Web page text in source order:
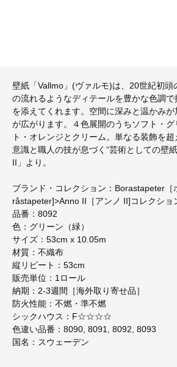
壁紙「Vallmo」(ヴァルモ)は、20世紀初頭
の流れるようなディテールを豊かな色調
を添えてくれます。空間に深みと温かみ
が広がります。４色展開のうちソフト・グ
ト・オレンジとクリーム。単なる装飾を
意識と職人の技が息づく“芸術としての壁
II」より。
ブランド・コレクション：Borastapeter［
råstapeter]>Anno II［アンノ II]コレクショ
品番：8092
色：グリーン（緑）
サイズ：53cm x 10.05m
材質：不織布
縦リピート：53cm
販売単位：1ロール
納期：2-3週間［海外取り寄せ品］
防火性能：不燃・準不燃
シックハウス：F☆☆☆☆
色違い品番：8090, 8091, 8092, 8093
国名：スウェーデン